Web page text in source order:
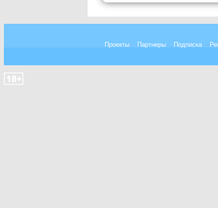
Проекты Партнеры Подписка